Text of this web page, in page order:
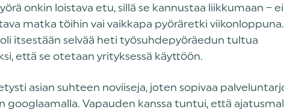
onkin loistava etu, sillä se kannustaa liikkumaan –
matka töihin vai vaikkapa pyöräretki viikonloppuna.
itsestään selvää heti työsuhdepyöräedun tultua
että se otetaan yrityksessä käyttöön.
asian suhteen noviiseja, joten sopivaa
googlaamalla. Vapauden kanssa tuntui, että